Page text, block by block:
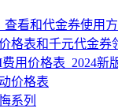
看和代金券使用
格表和千元代金券
用价格表_2024新
价格表
系列